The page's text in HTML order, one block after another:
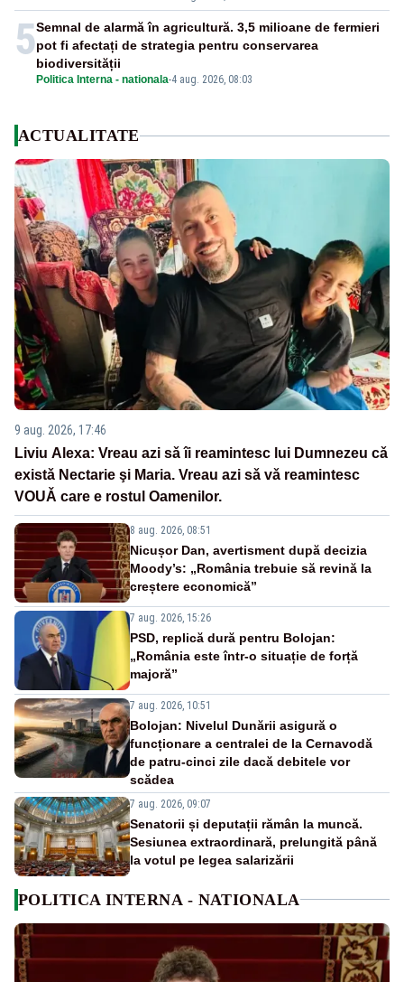
5
Politica Interna - nationala-4 aug. 2026, 08:03
Semnal de alarmă în agricultură. 3,5 milioane de fermieri
pot fi afectați de strategia pentru conservarea
biodiversității
ACTUALITATE
9 aug. 2026, 17:46
Liviu Alexa: Vreau azi sǎ îi reamintesc lui Dumnezeu cǎ
existǎ Nectarie şi Maria. Vreau azi sǎ vǎ reamintesc
VOUǍ care e rostul Oamenilor.
8 aug. 2026, 08:51
Nicușor Dan, avertisment după decizia
Moody’s: „România trebuie să revină la
creștere economică”
7 aug. 2026, 15:26
PSD, replică dură pentru Bolojan:
„România este într-o situație de forță
majoră”
7 aug. 2026, 10:51
Bolojan: Nivelul Dunării asigură o
funcționare a centralei de la Cernavodă
de patru-cinci zile dacă debitele vor
scădea
7 aug. 2026, 09:07
Senatorii și deputații rămân la muncă.
Sesiunea extraordinară, prelungită până
la votul pe legea salarizării
POLITICA INTERNA - NATIONALA